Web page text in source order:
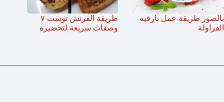
بالصور طريقة عمل بارفيه
الفراولة
طريقة الفرنش توست ٧
وصفات سريعة لتحضيره